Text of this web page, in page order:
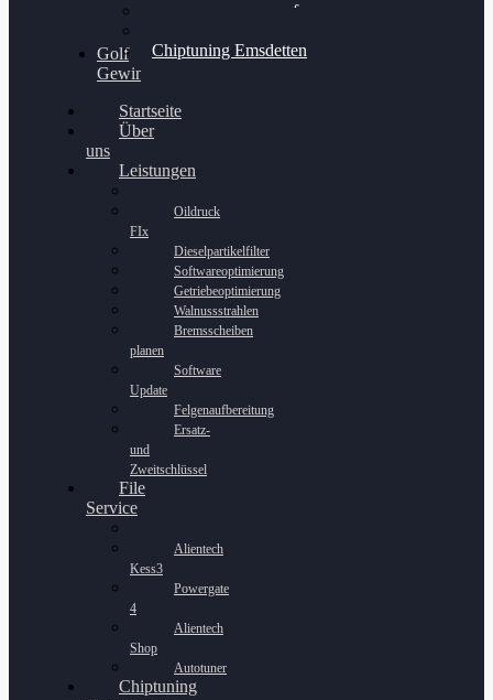
Chiptuning Schüttorf
Chiptuning Emsdetten
Golf
Gewinnspiel
Startseite
Über
uns
Leistungen
Oildruck
FIx
Dieselpartikelfilter
Softwareoptimierung
Getriebeoptimierung
Walnussstrahlen
Bremsscheiben
planen
Software
Update
Felgenaufbereitung
Ersatz-
und
Zweitschlüssel
File
Service
Alientech
Kess3
Powergate
4
Alientech
Shop
Autotuner
Chiptuning